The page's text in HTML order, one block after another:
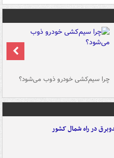
چرا سیم‌کشی خودرو ذوب می‌شود؟
در راه شمال کشور